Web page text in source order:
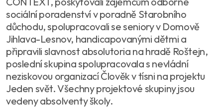
sociální poradenství v poradně Starobního
důchodu, spolupracovali se seniory v Domově
Jihlava-Lesnov, handicapovanými dětmi a
připravili slavnost absolutoria na hradě Roštejn,
poslední skupina spolupracovala s nevládní
neziskovou organizací Člověk v tísni na projektu
Jeden svět. Všechny projektové skupiny jsou
vedeny absolventy školy.